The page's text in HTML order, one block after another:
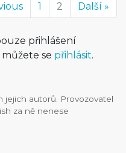
1 2 Další »
přihlášení
se přihlásit.
jejich autorů. Provozovatel
za ně nenese